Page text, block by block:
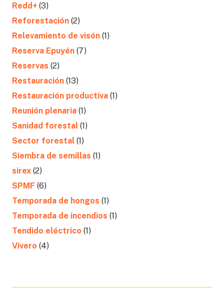
Redd+ (3)
Reforestación (2)
Relevamiento de visón (1)
Reserva Epuyén (7)
Reservas (2)
Restauración (13)
Restauración productiva (1)
Reunión plenaria (1)
Sanidad forestal (1)
Sector forestal (1)
Siembra de semillas (1)
sirex (2)
SPMF (6)
Temporada de hongos (1)
Temporada de incendios (1)
Tendido eléctrico (1)
Vivero (4)